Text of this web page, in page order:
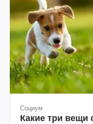
Социум
Какие три вещи